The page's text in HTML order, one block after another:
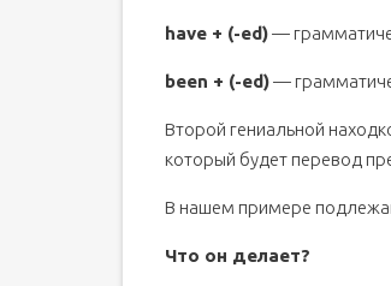
have + (-ed)—
been + (-ed)—
Второй гениальной
который будет перевод
В нашем примере
Что он делает?